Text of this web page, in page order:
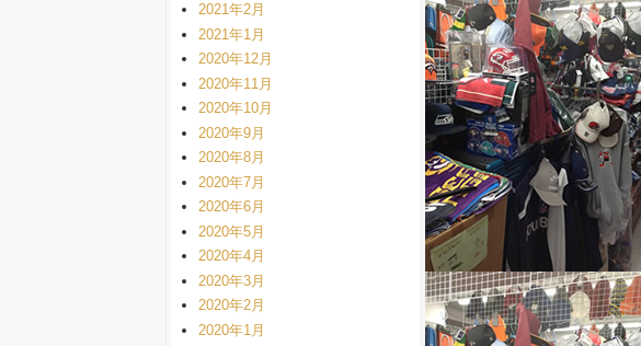
2021年2月
2021年1月
2020年12月
2020年11月
2020年10月
2020年9月
2020年8月
2020年7月
2020年6月
2020年5月
2020年4月
2020年3月
2020年2月
2020年1月